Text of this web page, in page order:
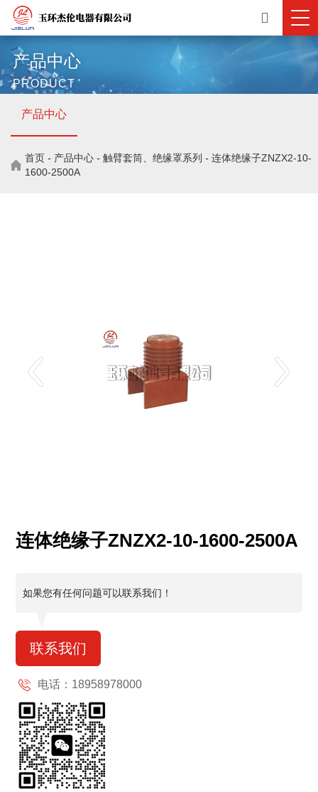
产品中心
PRODUCT
产品中心
首页 - 产品中心 - 触臂套筒、绝缘罩系列 - 连体绝缘子ZNZX2-10-
1600-2500A
连体绝缘子ZNZX2-10-1600-2500A
如果您有任何问题可以联系我们！
联系我们
电话：18958978000